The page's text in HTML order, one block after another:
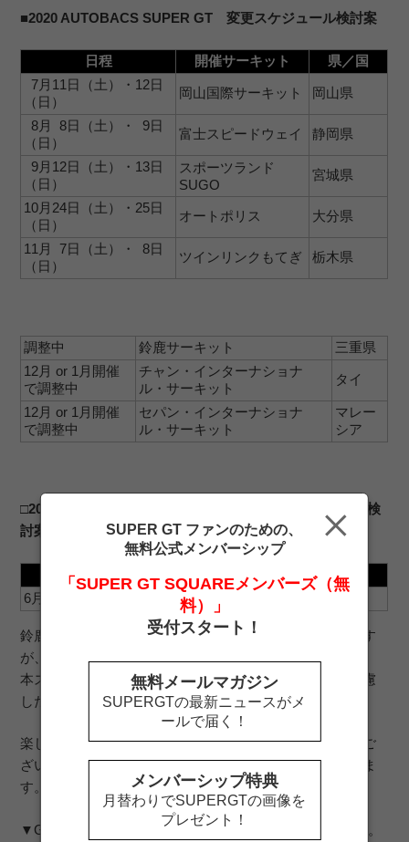
■2020 AUTOBACS SUPER GT 変更スケジュール検討案
日程 開催サーキット
県／国
7月11日（土）・12日
（日）
岡山国際サーキット 岡山県
8月 8日（土）・ 9日
（日）
富士スピードウェイ 静岡県
9月12日（土）・13日
（日）
スポーツランド
SUGO
宮城県
10月24日（土）・25日
（日）
オートポリス 大分県
11月 7日（土）・ 8日
（日）
ツインリンクもてぎ 栃木県
調整中 鈴鹿サーキット
三重県
12月 or 1月開催
で調整中
チャン・インターナショナ
ル・サーキット
タイ
12月 or 1月開催
で調整中
セパン・インターナショナ
ル・サーキット
マレー
シア
□2020 AUTOBACS SUPER GT 公式テストスケジュール検
討案
開催サーキット
6月27日（土）・28日（日）
鈴鹿大会、タイ大会、マレーシア大会の日程は調整中です
が、全8 大会の開催を予定しております。
本スケジュール案は今後の感染拡大状況や社会情勢を考慮
したうえ、随時情報更新される予定です。
楽しみにお待ち頂いておりましたお客様には誠に申し訳ご
ざいませんが、何卒ご理解賜りますようお願い申し上げま
す。
▼GTアソシエイションの発表はこちらをご確認ください。
SUPER GT ファンのための、
無料公式メンバーシップ
「SUPER GT SQUAREメンバーズ（無
料）」
受付スタート！
無料メールマガジン
SUPERGTの最新ニュースがメ
ールで届く！
メンバーシップ特典
月替わりでSUPERGTの画像を
プレゼント！